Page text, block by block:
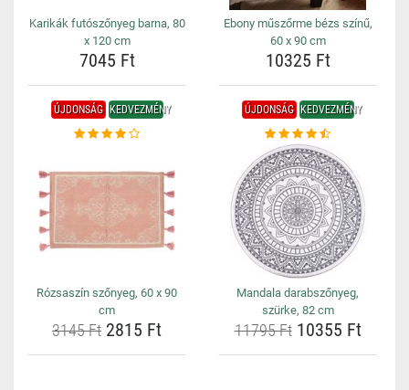
Karikák futószőnyeg barna, 80
x 120 cm
7045 Ft
Ebony műszőrme bézs színű,
60 x 90 cm
10325 Ft
ÚJDONSÁG KEDVEZMÉNY
Rózsaszín szőnyeg, 60 x 90
cm
3145 Ft 2815 Ft
ÚJDONSÁG KEDVEZMÉNY
Mandala darabszőnyeg,
szürke, 82 cm
11795 Ft10355 Ft